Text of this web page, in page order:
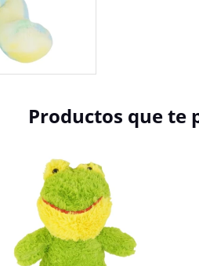
Productos que te